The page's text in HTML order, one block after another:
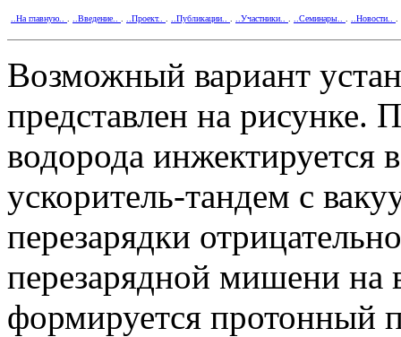
..На главную.. ..Введение.. ..Проект.. ..Публикации.. ..Участники.. ..Семинары.. ..Новости..
Возможный вариант
представлен на рисунке.
водорода инжектируется
ускоритель-тандем с
перезарядки
перезарядной мишени на
формируется протонный